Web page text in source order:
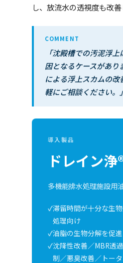
し、放流水の透視度も改善
COMMENT
「沈殿槽での汚泥浮
因となるケースがあり
による浮上スカムの
軽にご相談ください。」
導入製品
ドレイン浄
多機能排水処理施設用
滞留時間が十分な生
処理向け
油脂の生物分解を促進
沈降性改善／MBR透
制／悪臭改善／トー